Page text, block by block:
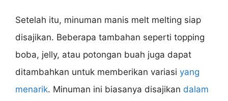
Setelah itu, minuman manis melt melting siap
disajikan. Beberapa tambahan seperti topping
boba, jelly, atau potongan buah juga dapat
ditambahkan untuk memberikan variasi yang
menarik. Minuman ini biasanya disajikan dalam